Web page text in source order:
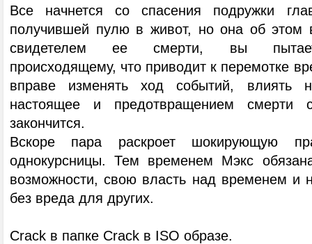
Все начнется со спасения подружки
получившей пулю в живот, но она об этом
свидетелем ее смерти, вы
происходящему, что приводит к перемотке
вправе изменять ход событий, влиять
настоящее и предотвращением смерти
закончится.
Вскоре пара раскроет шокирующую
однокурсницы. Тем временем Мэкс
возможности, свою власть над временем и
без вреда для других.
Crack в папке Crack в ISO образе.